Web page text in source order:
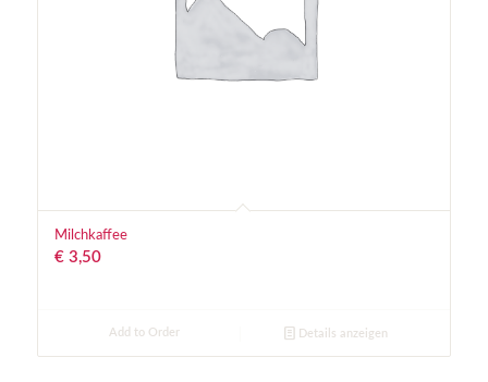
Milchkaffee
€3,50
Add to Order Details anzeigen